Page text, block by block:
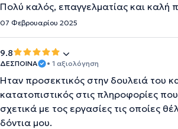
Πολύ καλός, επαγγελματίας και καλή
07 Φεβρουαρίου 2025
9.8
ΔΕΣΠΟΙΝΑ • 1 αξιολόγηση
Ήταν προσεκτικός στην δουλειά του
κατατοπιστικός στις πληροφορίες
σχετικά με τος εργασίες τις οποίες
δόντια μου.